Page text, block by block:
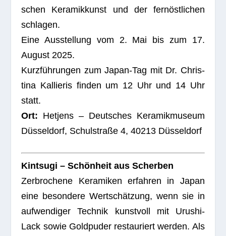
schen Kera­mik­kunst und der fern­öst­li­chen
schla­gen.
Eine Aus­stel­lung vom 2. Mai bis zum 17.
August 2025.
Kurz­füh­run­gen zum Japan-Tag mit Dr. Chris­
tina Kal­lie­ris fin­den um 12 Uhr und 14 Uhr
statt.
Ort: Het­jens – Deut­sches Kera­mik­mu­seum
Düs­sel­dorf, Schul­straße 4, 40213 Düsseldorf
Kint­sugi – Schön­heit aus Scher­ben
Zer­bro­chene Kera­mi­ken erfah­ren in Japan
eine beson­dere Wert­schät­zung, wenn sie in
auf­wen­di­ger Tech­nik kunst­voll mit Uru­shi-
Lack sowie Gold­pu­der restau­riert wer­den. Als